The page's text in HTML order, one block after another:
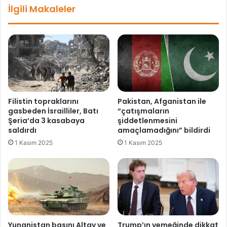
o
n
p
f
s
ö
r
e
i
d
e
ö
l
r
l
a
t
a
a
m
İlgili Makaleler
Filistin topraklarını
gasbeden İsrailliler, Batı
Şeria’da 3 kasabaya
saldırdı
1 Kasım 2025
Pakistan, Afganistan ile
“çatışmaların
şiddetlenmesini
amaçlamadığını” bildirdi
1 Kasım 2025
Yunanistan basını Altay ve Trump’ın yemeğinde dikkat